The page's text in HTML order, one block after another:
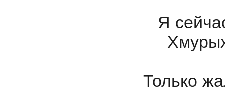
Я
Только